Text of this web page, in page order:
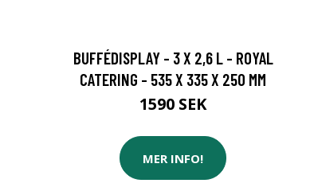
BUFFÉDISPLAY - 3 X 2,6 L - ROYAL
CATERING - 535 X 335 X 250 MM
1590 SEK
MER INFO!